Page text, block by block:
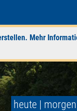
Mehr
heute | morgen